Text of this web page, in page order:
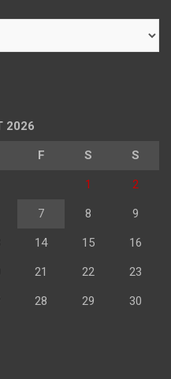
2026
F S S
1 2
7 8 9
14 15 16
21 22 23
28 29 30